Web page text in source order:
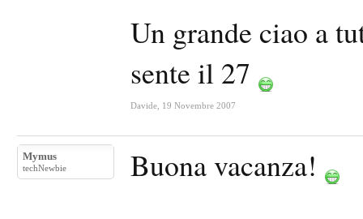
Un grande ciao a
sente il 27
Davide 19 Novembre 2007
Mymus
techNewbie Buona vacanza!